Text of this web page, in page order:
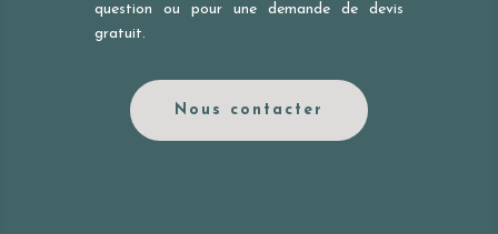
question ou pour une demande de devis
gratuit.
Nous contacter